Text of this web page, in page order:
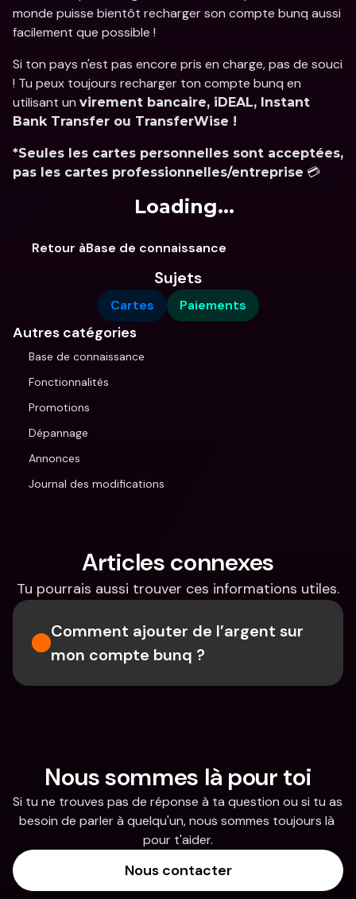
monde puisse bientôt recharger son compte bunq aussi
facilement que possible !
Si ton pays n'est pas encore pris en charge, pas de souci
! Tu peux toujours recharger ton compte bunq en
utilisant un virement bancaire, iDEAL, Instant
Bank Transfer ou TransferWise !
*Seules les cartes personnelles sont acceptées,
pas les cartes professionnelles/entreprise 💳
Loading...
Retour àBase de connaissance
Sujets
Cartes Paiements
Autres catégories
Base de connaissance
Fonctionnalités
Promotions
Dépannage
Annonces
Journal des modifications
Articles connexes
Tu pourrais aussi trouver ces informations utiles.
Comment ajouter de l’argent sur
mon compte bunq ?
Nous sommes là pour toi
Si tu ne trouves pas de réponse à ta question ou si tu as
besoin de parler à quelqu'un, nous sommes toujours là
pour t'aider.
Nous contacter